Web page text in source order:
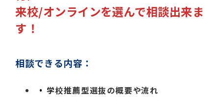
来校/オンラインを選んで相談出来ま
す！
相談できる内容：
学校推薦型選抜の概要や流れ